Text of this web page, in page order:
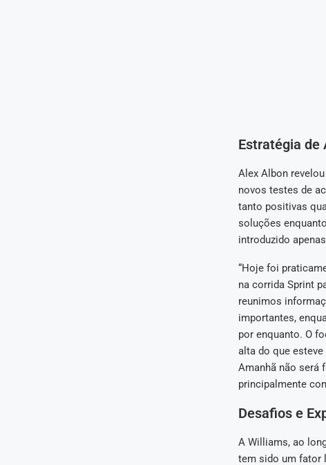
Estratégia de
Alex Albon
novos testes de
tanto positivas
soluções
introduzido
“Hoje foi
na corrida Sprint
reunimos
importantes,
por enquanto. O
alta do que esteve
Amanhã não será
principalmente
Desafios e
A Williams, ao
tem sido um fator